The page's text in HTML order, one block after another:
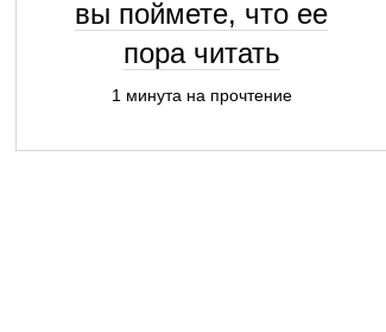
вы поймете, что ее
пора читать
1 минута на прочтение